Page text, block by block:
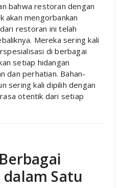
bahwa restoran dengan
akan mengorbankan
restoran ini telah
Mereka sering kali
di berbagai
setiap hidangan
dan perhatian. Bahan-
sering kali dipilih dengan
otentik dari setiap
dalam Satu